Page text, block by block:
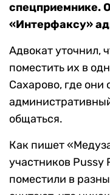
спецприемнике.
«Интерфаксу»
Адвокат уточнил,
поместить их в
Сахарово, где они
общаться.
Как пишет
участников Pussy
поместили в